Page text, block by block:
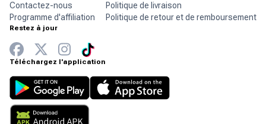
Contactez-nous
Programme d'affiliation
Politique de livraison
Politique de retour et de remboursement
Restez à jour
Téléchargez l'application